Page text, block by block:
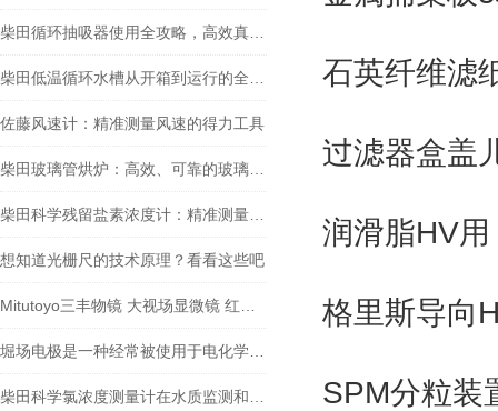
佐藤风速计：精准测量风速的得力工具
想知道光栅尺的技术原理？看看这些吧
石英纤维滤
过滤器盒盖
润滑脂HV用
格里斯导向
SPM分粒装